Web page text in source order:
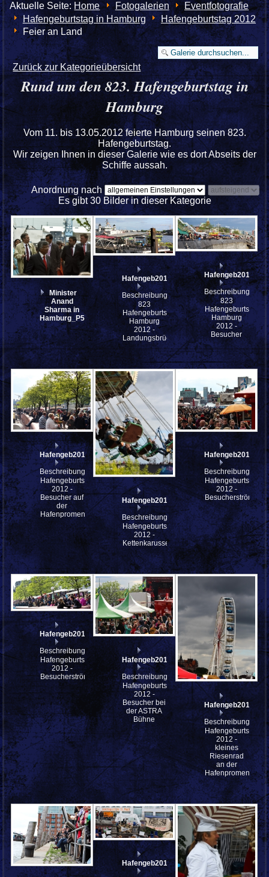
Aktuelle Seite:Home Fotogalerien
Eventfotografie
Hafengeburtstag in Hamburg
Hafengeburtstag 2012
Feier an Land
Zurück zur Kategorieübersicht
Rund um den 823. Hafengeburtstag in
Hamburg
Vom 11. bis 13.05.2012 feierte Hamburg seinen 823.
Hafengeburtstag.
Wir zeigen Ihnen in dieser Galerie wie es dort Abseits der
Schiffe aussah.
Anordnung nach
Es gibt 30 Bilder in dieser Kategorie
Minister
Anand
Sharma in
Hamburg_P5101066wD
Hafengeb2012_so_IMG_8266_stitch
Beschreibung:
823
Hafengeburtstag
Hamburg
2012 -
Landungsbrücken
Beschreibung:
823
Hafengeburtstag
Hamburg
2012 -
Besucher
Hafengeb2012_so_IMG_8208
Beschreibung:
Hafengeburtstag
2012 -
Besucher auf
der
Hafenpromenade
Hafengeb2012_so_IMG_8201
Beschreibung:
Hafengeburtstag
2012 -
Kettenkarussel
Beschreibung:
Hafengeburtstag
2012 -
Besucherströme
Hafengeb2012_so_IMG_8170_stitch
Beschreibung:
Hafengeburtstag
2012 -
Besucherströme
Hafengeb2012_so_IMG_8165
Beschreibung:
Hafengeburtstag
2012 -
Besucher bei
der ASTRA
Bühne
Beschreibung:
Hafengeburtstag
2012 -
kleines
Riesenrad
an der
Hafenpromenade
Hafengeb2012_so_IMG_7486_stitch